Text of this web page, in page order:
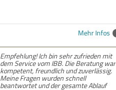
Mehr Infos
Empfehlung! Ich bin sehr zufrieden mit
dem Service vom IBB. Die Beratung war
kompetent, freundlich und zuverlässig.
Meine Fragen wurden schnell
beantwortet und der gesamte Ablauf